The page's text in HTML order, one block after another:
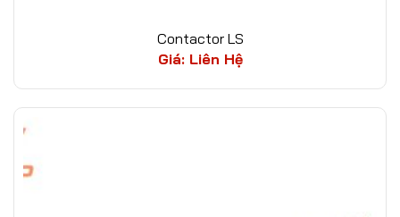
Contactor LS
Giá: Liên Hệ